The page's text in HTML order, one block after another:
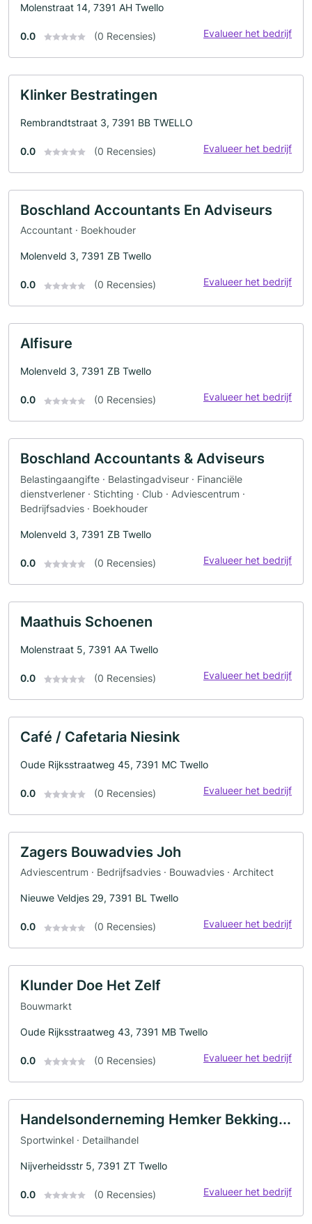
Molenstraat 14, 7391 AH Twello
0.0 (0 Recensies) Evalueer het bedrijf
Klinker Bestratingen
Rembrandtstraat 3, 7391 BB TWELLO
0.0 (0 Recensies) Evalueer het bedrijf
Boschland Accountants En Adviseurs
Accountant · Boekhouder
Molenveld 3, 7391 ZB Twello
0.0 (0 Recensies) Evalueer het bedrijf
Alfisure
Molenveld 3, 7391 ZB Twello
0.0 (0 Recensies) Evalueer het bedrijf
Boschland Accountants & Adviseurs
Belastingaangifte · Belastingadviseur · Financiële
dienstverlener · Stichting · Club · Adviescentrum ·
Bedrijfsadvies · Boekhouder
Molenveld 3, 7391 ZB Twello
0.0 (0 Recensies) Evalueer het bedrijf
Maathuis Schoenen
Molenstraat 5, 7391 AA Twello
0.0 (0 Recensies) Evalueer het bedrijf
Café / Cafetaria Niesink
Oude Rijksstraatweg 45, 7391 MC Twello
0.0 (0 Recensies) Evalueer het bedrijf
Zagers Bouwadvies Joh
Adviescentrum · Bedrijfsadvies · Bouwadvies · Architect
Nieuwe Veldjes 29, 7391 BL Twello
0.0 (0 Recensies) Evalueer het bedrijf
Klunder Doe Het Zelf
Bouwmarkt
Oude Rijksstraatweg 43, 7391 MB Twello
0.0 (0 Recensies) Evalueer het bedrijf
Handelsonderneming Hemker Bekking...
Sportwinkel · Detailhandel
Nijverheidsstr 5, 7391 ZT Twello
0.0 (0 Recensies) Evalueer het bedrijf